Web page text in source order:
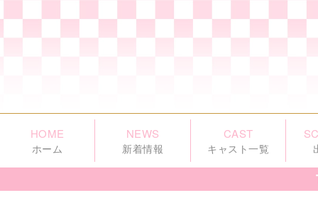
HOME
ホーム
NEWS
新着情報
CAST
キャスト一覧